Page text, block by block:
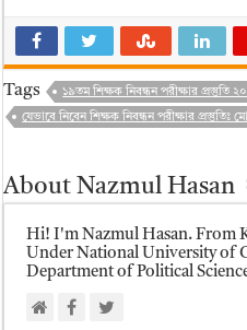
Tags ১৯তম শিক্ষক নিবন্ধন পরীক্ষার
যেভাবে নিবেন শিক্ষক নিবন্ধন পরীক্ষার প্রস্তুতিঃ
About Nazmul Hasan
Hi! I'm Nazmul Hasan. From
Under National University of
Department of Political